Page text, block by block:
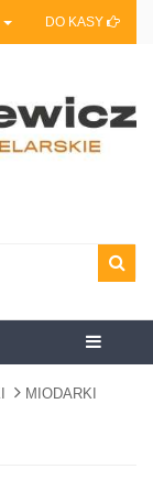
DO KASY
Centrum
MIODARKI